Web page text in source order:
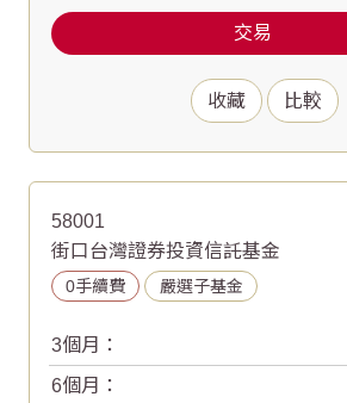
收藏 比較
交易
58001
街口台灣證券投資信託基金
0手續費 嚴選子基金
3個月：
6個月：